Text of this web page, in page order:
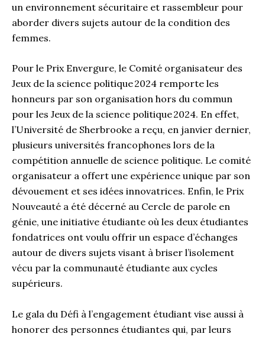
un environnement sécuritaire et rassembleur pour
aborder divers sujets autour de la condition des
femmes.
Pour le Prix Envergure, le Comité organisateur des
Jeux de la science politique 2024 remporte les
honneurs par son organisation hors du commun
pour les Jeux de la science politique 2024. En effet,
l’Université de Sherbrooke a reçu, en janvier dernier,
plusieurs universités francophones lors de la
compétition annuelle de science politique. Le comité
organisateur a offert une expérience unique par son
dévouement et ses idées innovatrices. Enfin, le Prix
Nouveauté a été décerné au Cercle de parole en
génie, une initiative étudiante où les deux étudiantes
fondatrices ont voulu offrir un espace d’échanges
autour de divers sujets visant à briser l’isolement
vécu par la communauté étudiante aux cycles
supérieurs.
Le gala du Défi à l’engagement étudiant vise aussi à
honorer des personnes étudiantes qui, par leurs